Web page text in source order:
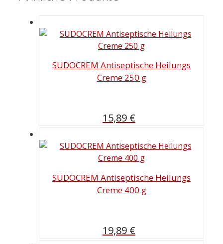
SUDOCREM Antiseptische Heilungs
Creme 250 g
15,89 €
SUDOCREM Antiseptische Heilungs
Creme 400 g
19,89 €